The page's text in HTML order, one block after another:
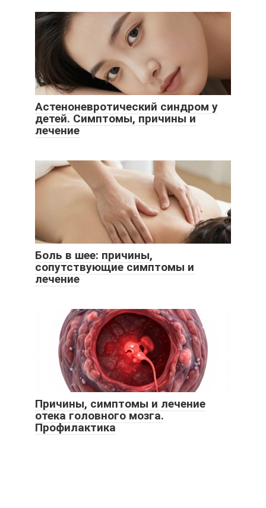
Астеноневротический синдром у
детей. Симптомы, причины и
лечение
Боль в шее: причины,
сопутствующие симптомы и
лечение
Причины, симптомы и лечение
отека головного мозга.
Профилактика